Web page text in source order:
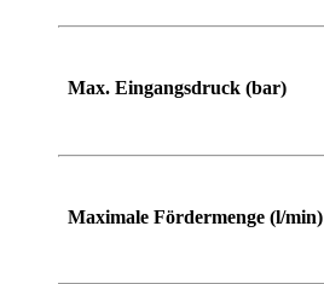
Max. Eingangsdruck (bar)
Maximale Fördermenge (l/min)